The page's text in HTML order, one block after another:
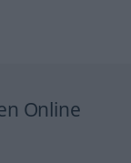
Online